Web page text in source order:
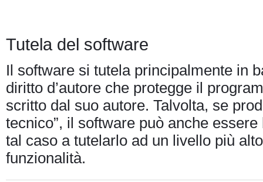
Tutela del software
Il software si tutela principalmente in
diritto d’autore che protegge il
scritto dal suo autore. Talvolta, se
tecnico”, il software può anche
tal caso a tutelarlo ad un livello più
funzionalità.